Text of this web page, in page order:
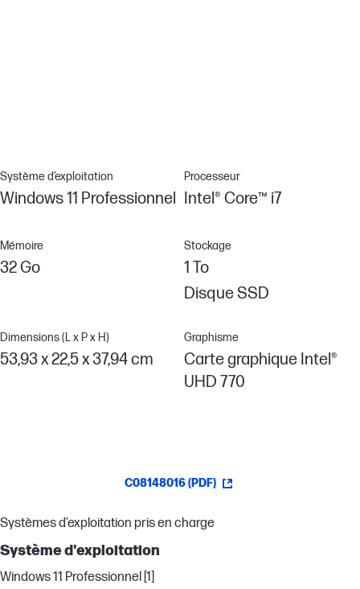
Système d’exploitation
Windows 11 Professionnel
Processeur
Intel® Core™ i7
Mémoire
32 Go
Stockage
1 To
Disque SSD
Dimensions (L x P x H)
53,93 x 22,5 x 37,94 cm
Graphisme
Carte graphique Intel®
UHD 770
C08148016 (PDF)
Systèmes d’exploitation pris en charge
Système d'exploitation
Windows 11 Professionnel [1]